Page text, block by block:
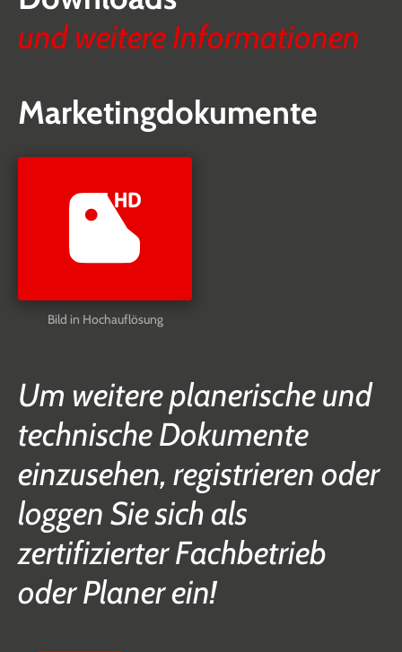
und weitere Informationen
Marketingdokumente
Bild in Hochauflösung
Um weitere planerische und
technische Dokumente
einzusehen, registrieren oder
loggen Sie sich als
zertifizierter Fachbetrieb
oder Planer ein!